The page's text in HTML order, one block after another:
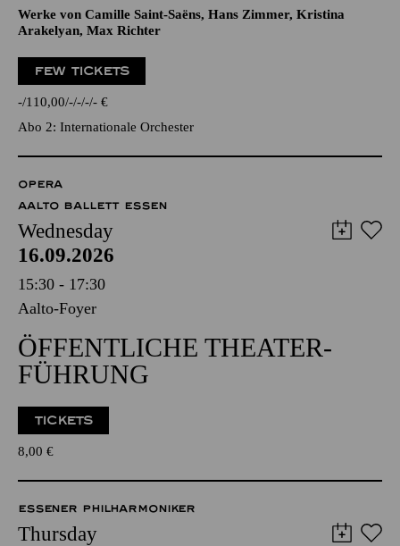
Werke von Camille Saint-Saëns, Hans Zimmer, Kristina
Arakelyan, Max Richter
FEW TICKETS
- 110,00 - - - - €
Abo 2: Internationale Orchester
OPERA
AALTO BALLETT ESSEN
Wednesday
16.09.2026
15:30 - 17:30
Aalto-Foyer
ÖFFENTLICHE THEATER­
FÜHRUNG
TICKETS
8,00 €
ESSENER PHILHARMONIKER
Thursday